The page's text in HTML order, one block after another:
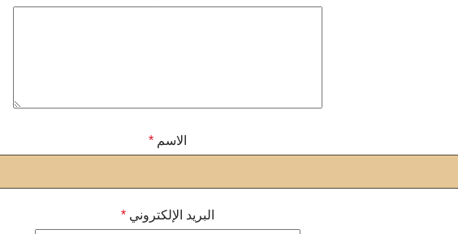
الاسم*
البريد الإلكتروني*